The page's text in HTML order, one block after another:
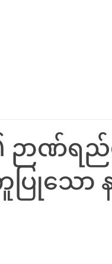
ဉာဏ်
ော န